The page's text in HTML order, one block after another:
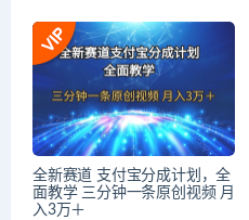
全新赛道 支付宝分成计划，全
面教学 三分钟一条原创视频 月
入3万＋